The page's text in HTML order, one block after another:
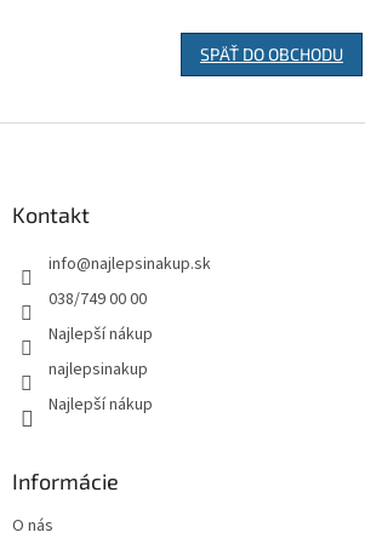
SPÄŤ DO OBCHODU
Kontakt
info@najlepsinakup.sk
038/749 00 00
Najlepší nákup
najlepsinakup
Najlepší nákup
Informácie
O nás